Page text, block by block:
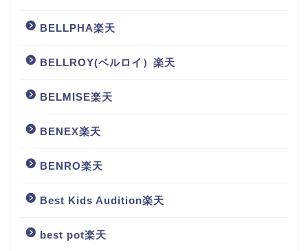
BELLPHA楽天
BELLROY(ベルロイ）楽天
BELMISE楽天
BENEX楽天
BENRO楽天
Best Kids Audition楽天
best pot楽天